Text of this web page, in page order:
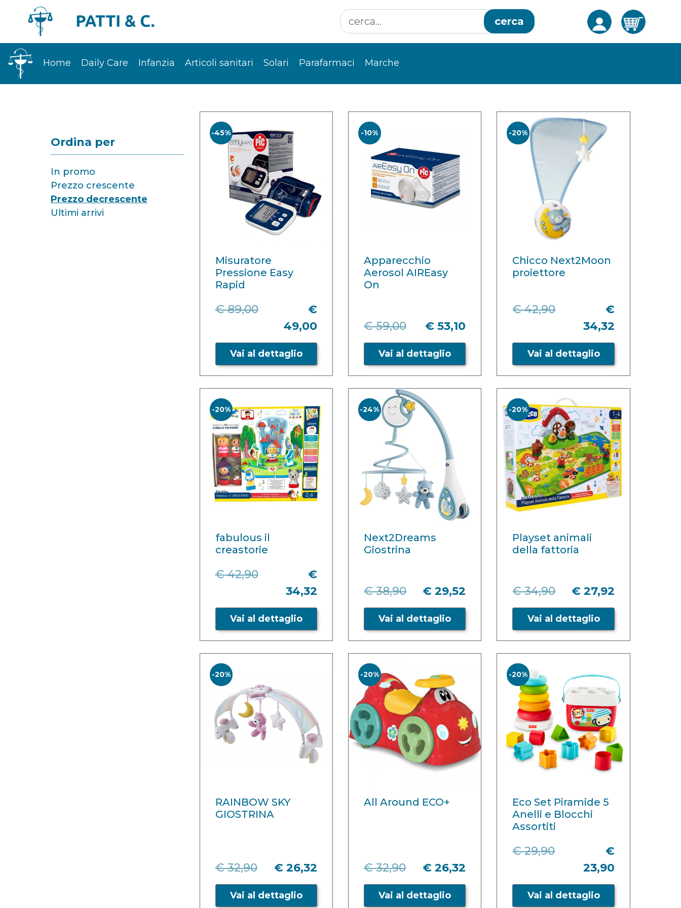
cerca
Home Daily Care Infanzia Articoli sanitari Solari Parafarmaci Marche
Ordina per
In promo
Prezzo crescente
Prezzo decrescente
Ultimi arrivi
-45%
Misuratore
Pressione Easy
Rapid
€ 89,00
€
49,00
Vai al dettaglio
-10%
Apparecchio
Aerosol AIREasy
On
€ 59,00 € 53,10
Vai al dettaglio
-20%
Chicco Next2Moon
proiettore
€ 42,90
€
34,32
Vai al dettaglio
-20%
fabulous il
creastorie
€ 42,90
€
34,32
Vai al dettaglio
-24%
Next2Dreams
Giostrina
€ 38,90 € 29,52
Vai al dettaglio
-20%
Playset animali
della fattoria
€ 34,90 € 27,92
Vai al dettaglio
-20%
RAINBOW SKY
GIOSTRINA
€ 32,90 € 26,32
Vai al dettaglio
-20%
All Around ECO+
€ 32,90 € 26,32
Vai al dettaglio
-20%
Eco Set Piramide 5
Anelli e Blocchi
Assortiti
€ 29,90
€
23,90
Vai al dettaglio